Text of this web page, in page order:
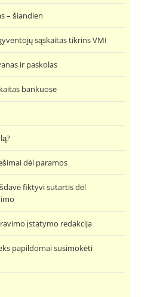
– šiandien
sąskaitas tikrins VMI
ir paskolas
bankuose
dėl paramos
fiktyvi sutartis dėl
įstatymo redakcija
papildomai susimokėti